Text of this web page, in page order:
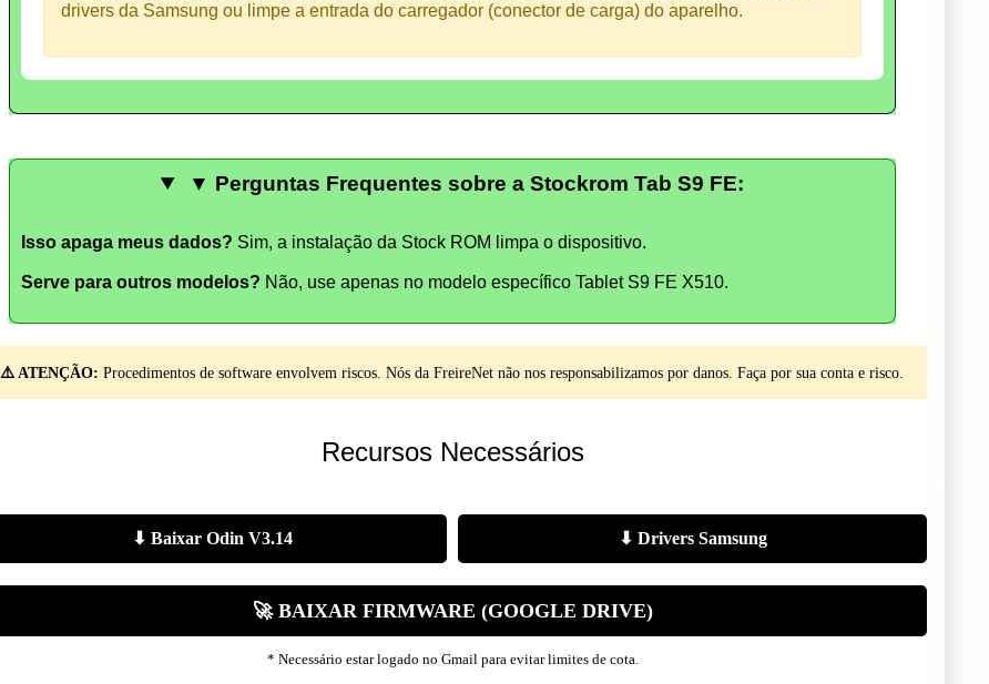
drivers da Samsung ou limpe a entrada do carregador (conector de carga) do aparelho.
▼ Perguntas Frequentes sobre a Stockrom Tab S9 FE:
Isso apaga meus dados? Sim, a instalação da Stock ROM limpa o dispositivo.
Serve para outros modelos? Não, use apenas no modelo específico Tablet S9 FE X510.
⚠️ ATENÇÃO: Procedimentos de software envolvem riscos. Nós da FreireNet não nos responsabilizamos por danos. Faça por sua conta e risco.
Recursos Necessários
⬇ Baixar Odin V3.14 ⬇ Drivers Samsung
🚀 BAIXAR FIRMWARE (GOOGLE DRIVE)
* Necessário estar logado no Gmail para evitar limites de cota.